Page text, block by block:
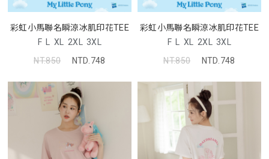
彩虹小馬聯名瞬涼冰肌印花TEE
F L XL 2XL 3XL
NT.850
NTD.748
彩虹小馬聯名瞬涼冰肌印花TEE
F L XL 2XL 3XL
NT.850
NTD.748